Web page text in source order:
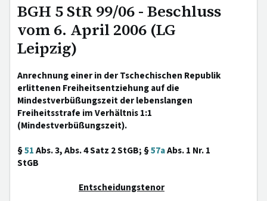
BGH 5 StR 99/06 - Beschluss
vom 6. April 2006 (LG
Leipzig)
Anrechnung einer in der Tschechischen Republik
erlittenen Freiheitsentziehung auf die
Mindestverbüßungszeit der lebenslangen
Freiheitsstrafe im Verhältnis 1:1
(Mindestverbüßungszeit).
§51Abs. 3, Abs. 4 Satz 2 StGB; §57aAbs. 1 Nr. 1
StGB
Entscheidungstenor